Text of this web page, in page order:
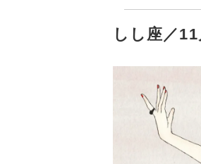
しし座／